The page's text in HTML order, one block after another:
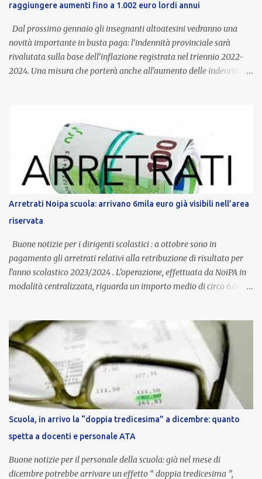
raggiungere aumenti fino a 1.002 euro lordi annui
Dal prossimo gennaio gli insegnanti altoatesini vedranno una
novità importante in busta paga: l’indennità provinciale sarà
rivalutata sulla base dell’inflazione registrata nel triennio 2022-
2024. Una misura che porterà anche all’aumento delle indennità di
dedicato alle donne vittime di violenza di genere, in linea con la
normativa nazionale e con l’obiettivo di offrire maggiore tutela e
supporto in situazioni delicate. L’indennità provinciale per i docenti
è un unicum in Italia: si tratta di una misura esclusiva della
Provincia autonoma di Bolzano, che integra in maniera stabile lo
stipendio nazionale grazie alle prerogative garantite
dall’autonomia locale. Non è un bonus temporaneo né un
compenso accessorio, ma una voce strutturale di retribuzione,
aggiornata periodicamente in base al cost...
Arretrati Noipa scuola: arrivano 6mila euro già visibili nell’area
riservata
Buone notizie per i dirigenti scolastici : a ottobre sono in
pagamento gli arretrati relativi alla retribuzione di risultato per
l’anno scolastico 2023/2024 . L’operazione, effettuata da NoiPA in
modalità centralizzata, riguarda un importo medio di circa 6.000
ordinaria di ottobre . Cos’è la retribuzione di risultato La
retribuzione di risultato rappresenta la parte variabile dello
stipendio dei dirigenti scolastici. Viene corrisposta per valorizzare
la qualità dell’attività svolta, la gestione delle risorse e il
raggiungimento degli obiettivi fissati dal Ministero dell’Istruzione
e del Merito (MIM) . Per l’anno scolastico 2023/2024, il MIM ha
completato la procedura di valutazione e trasmesso i dati a NoiPA,
che ha poi disposto la liquidazione automatica in busta paga . Gli
importi e le trattenute L’importo medio lordo riconosciuto è di 6....
Scuola, in arrivo la “doppia tredicesima” a dicembre: quanto
spetta a docenti e personale ATA
Buone notizie per il personale della scuola: già nel mese di
dicembre potrebbe arrivare un effetto “ doppia tredicesima ”,